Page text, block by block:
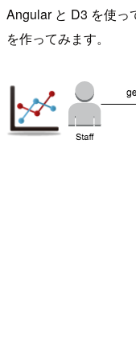
Angular と D3 を使っ
を作ってみます。